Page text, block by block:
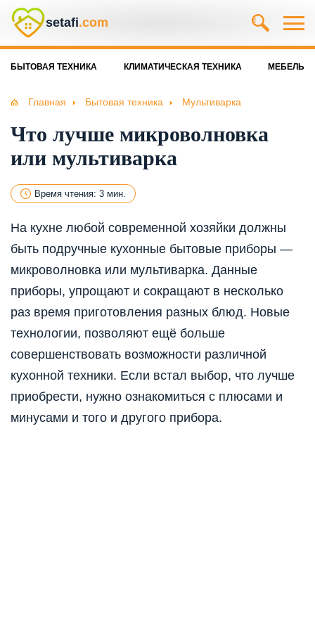
setafi.com
БЫТОВАЯ ТЕХНИКА КЛИМАТИЧЕСКАЯ ТЕХНИКА МЕБЕЛЬ
Главная Бытовая техника Мультиварка
Что лучше микроволновка
или мультиварка
Время чтения: 3 мин.
На кухне любой современной хозяйки должны
быть подручные кухонные бытовые приборы —
микроволновка или мультиварка. Данные
приборы, упрощают и сокращают в несколько
раз время приготовления разных блюд. Новые
технологии, позволяют ещё больше
совершенствовать возможности различной
кухонной техники. Если встал выбор, что лучше
приобрести, нужно ознакомиться с плюсами и
минусами и того и другого прибора.